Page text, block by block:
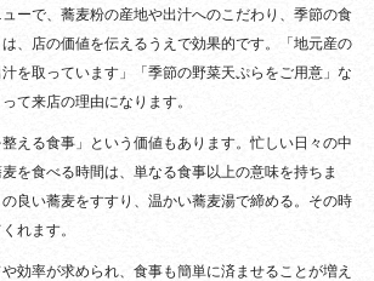
ーで、蕎麦粉の産地や出汁へのこだわり、季節の食
、店の価値を伝えるうえで効果的です。「地元産の
を取っています」「季節の野菜天ぷらをご用意」な
て来店の理由になります。
える食事」という価値もあります。忙しい日々の中
を食べる時間は、単なる食事以上の意味を持ちま
良い蕎麦をすすり、温かい蕎麦湯で締める。その時
れます。
効率が求められ、食事も簡単に済ませることが増え